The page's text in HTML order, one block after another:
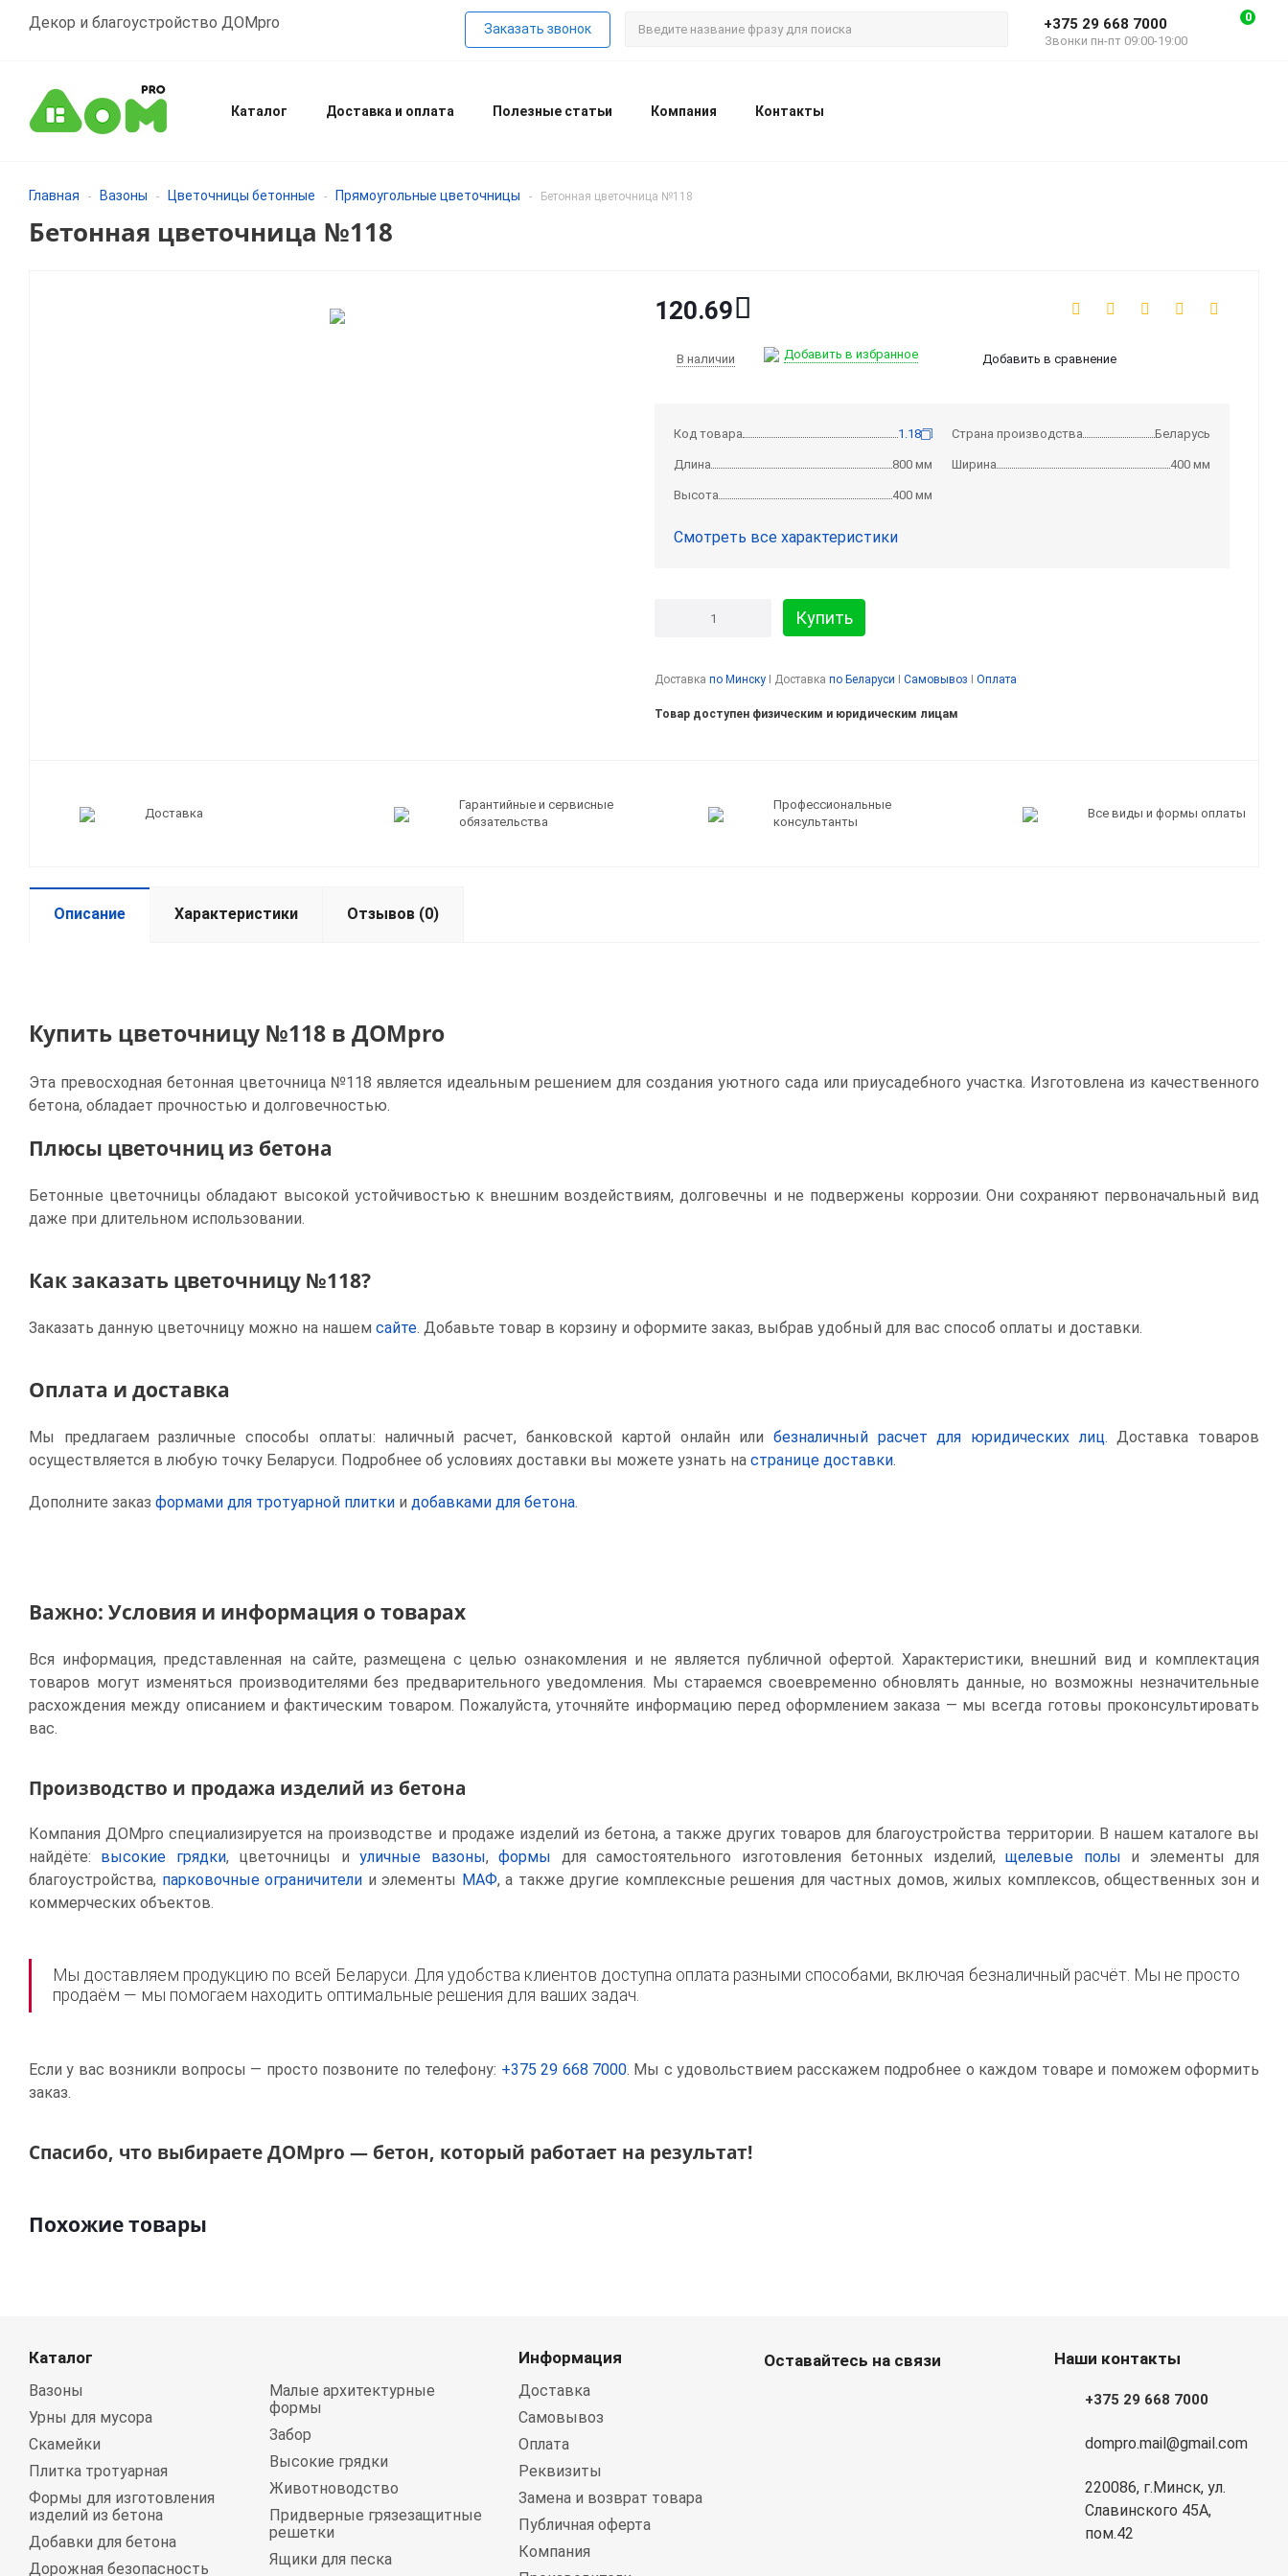
Декор и благоустройство ДОМpro 0
+375 29 668 7000
Звонки пн-пт 09:00-19:00
Заказать звонок
Каталог Доставка и оплата Полезные статьи Компания Контакты
Главная - Вазоны - Цветочницы бетонные - Прямоугольные цветочницы - Бетонная цветочница №118
Бетонная цветочница №118
120.69
В наличии Добавить в избранное Добавить в сравнение
Код товара 1.18 Страна производства Беларусь
Длина 800 мм Ширина 400 мм
Высота 400 мм
Смотреть все характеристики
Купить
Доставка по Минску I Доставка по Беларуси Самовывоз Оплата
Товар доступен физическим и юридическим лицам
Доставка
Гарантийные и сервисные
обязательства
Профессиональные
консультанты
Все виды и формы оплаты
Описание Характеристики Отзывов (0)
Купить цветочницу №118 в ДОМpro
Эта превосходная бетонная цветочница №118 является идеальным решением для создания уютного сада или приусадебного участка. Изготовлена из качественного
бетона, обладает прочностью и долговечностью.
Плюсы цветочниц из бетона
Бетонные цветочницы обладают высокой устойчивостью к внешним воздействиям, долговечны и не подвержены коррозии. Они сохраняют первоначальный вид
даже при длительном использовании.
Как заказать цветочницу №118?
Заказать данную цветочницу можно на нашем сайте. Добавьте товар в корзину и оформите заказ, выбрав удобный для вас способ оплаты и доставки.
Оплата и доставка
Мы предлагаем различные способы оплаты: наличный расчет, банковской картой онлайн илибезналичный расчет для юридических лиц. Доставка товаров
осуществляется в любую точку Беларуси. Подробнее об условиях доставки вы можете узнать на странице доставки.
Дополните заказ формами для тротуарной плитки и добавками для бетона.
Важно: Условия и информация о товарах
Вся информация, представленная на сайте, размещена с целью ознакомления и не является публичной офертой. Характеристики, внешний вид и комплектация
товаров могут изменяться производителями без предварительного уведомления. Мы стараемся своевременно обновлять данные, но возможны незначительные
расхождения между описанием и фактическим товаром. Пожалуйста, уточняйте информацию перед оформлением заказа — мы всегда готовы проконсультировать
вас.
Производство и продажа изделий из бетона
Компания ДОМpro специализируется на производстве и продаже изделий из бетона, а также других товаров для благоустройства территории. В нашем каталоге вы
найдёте: высокие грядки, цветочницы иуличные вазоны,формы для самостоятельного изготовления бетонных изделий,щелевые полы и элементы для
благоустройства, парковочные ограничители и элементы МАФ, а также другие комплексные решения для частных домов, жилых комплексов, общественных зон и
коммерческих объектов.
Мы доставляем продукцию по всей Беларуси. Для удобства клиентов доступна оплата разными способами, включая безналичный расчёт. Мы не просто
продаём — мы помогаем находить оптимальные решения для ваших задач.
Если у вас возникли вопросы — просто позвоните по телефону: +375 29 668 7000. Мы с удовольствием расскажем подробнее о каждом товаре и поможем оформить
заказ.
Спасибо, что выбираете ДОМpro — бетон, который работает на результат!
Похожие товары
Каталог
Вазоны
Урны для мусора
Скамейки
Плитка тротуарная
Формы для изготовления
изделий из бетона
Добавки для бетона
Дорожная безопасность
Малые архитектурные
формы
Забор
Высокие грядки
Животноводство
Придверные грязезащитные
решетки
Ящики для песка
Информация
Доставка
Самовывоз
Оплата
Реквизиты
Замена и возврат товара
Публичная оферта
Компания
Оставайтесь на связи Наши контакты
+375 29 668 7000
dompro.mail@gmail.com
220086, г.Минск, ул.
Славинского 45А,
пом.42